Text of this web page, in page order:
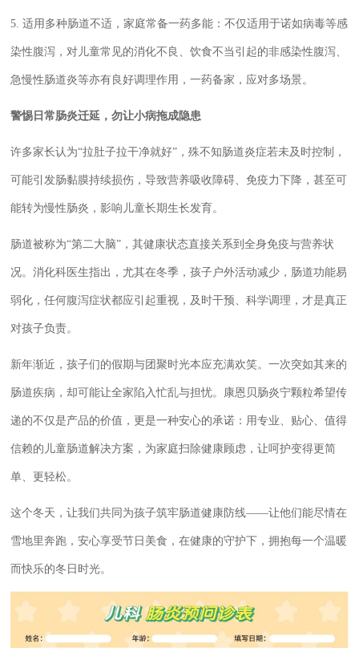
5. 适用多种肠道不适，家庭常备一药多能：不仅适用于诺如病毒等感
染性腹泻，对儿童常见的消化不良、饮食不当引起的非感染性腹泻、
急慢性肠道炎等亦有良好调理作用，一药备家，应对多场景。
警惕日常肠炎迁延，勿让小病拖成隐患
许多家长认为“拉肚子拉干净就好”，殊不知肠道炎症若未及时控制，
可能引发肠黏膜持续损伤，导致营养吸收障碍、免疫力下降，甚至可
能转为慢性肠炎，影响儿童长期生长发育。
肠道被称为“第二大脑”，其健康状态直接关系到全身免疫与营养状
况。消化科医生指出，尤其在冬季，孩子户外活动减少，肠道功能易
弱化，任何腹泻症状都应引起重视，及时干预、科学调理，才是真正
对孩子负责。
新年渐近，孩子们的假期与团聚时光本应充满欢笑。一次突如其来的
肠道疾病，却可能让全家陷入忙乱与担忧。康恩贝肠炎宁颗粒希望传
递的不仅是产品的价值，更是一种安心的承诺：用专业、贴心、值得
信赖的儿童肠道解决方案，为家庭扫除健康顾虑，让呵护变得更简
单、更轻松。
这个冬天，让我们共同为孩子筑牢肠道健康防线——让他们能尽情在
雪地里奔跑，安心享受节日美食，在健康的守护下，拥抱每一个温暖
而快乐的冬日时光。